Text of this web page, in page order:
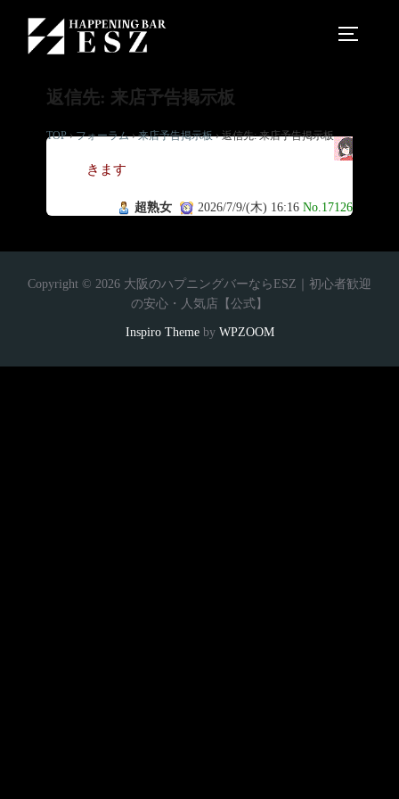
返信先: 来店予告掲示板
TOP › フォーラム › 来店予告掲示板 › 返信先: 来店予告掲示板
行
きます
超熟女 2026/7/9/(木) 16:16 No.17126
Copyright © 2026 大阪のハプニングバーならESZ｜初心者歓迎
の安心・人気店【公式】
Inspiro Themeby WPZOOM